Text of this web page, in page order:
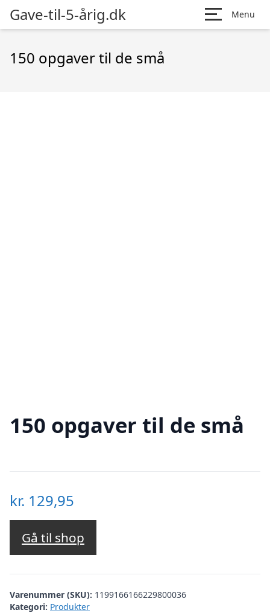
Gave-til-5-årig.dk Menu
150 opgaver til de små
150 opgaver til de små
kr. 129,95
Gå til shop
Varenummer (SKU): 1199166166229800036
Kategori: Produkter